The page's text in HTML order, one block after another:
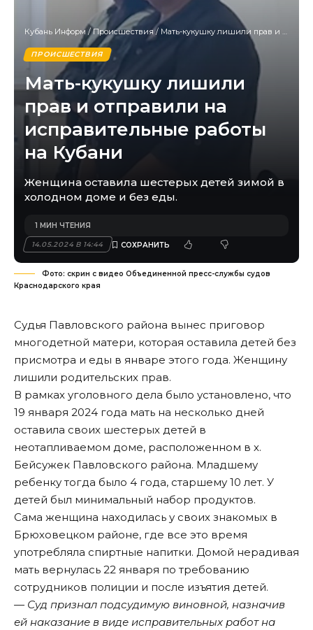
Кубань Информ /Происшествия / Мать-кукушку лишили прав и отправили на исправительные работы на Кубани
ПРОИСШЕСТВИЯ
Мать-кукушку лишили
прав и отправили на
исправительные работы
на Кубани
Женщина оставила шестерых детей зимой в
холодном доме и без еды.
14.05.2024 В 14:44
1 МИН ЧТЕНИЯ
Фото: скрин с видео Объединенной пресс-службы судов
Краснодарского края
Судья Павловского района вынес приговор
многодетной матери, которая оставила детей без
присмотра и еды в январе этого года. Женщину
лишили родительских прав.
В рамках уголовного дела было установлено, что
19 января 2024 года мать на несколько дней
оставила своих шестерых детей в
неотапливаемом доме, расположенном в х.
Бейсужек Павловского района. Младшему
ребенку тогда было 4 года, старшему 10 лет. У
детей был минимальный набор продуктов.
Сама женщина находилась у своих знакомых в
Брюховецком районе, где все это время
употребляла спиртные напитки. Домой нерадивая
мать вернулась 22 января по требованию
сотрудников полиции и после изъятия детей.
— Суд признал подсудимую виновной, назначив
ей наказание в виде исправительных работ на